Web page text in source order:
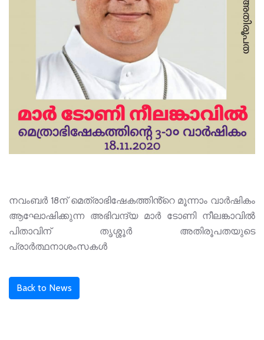
നവംബർ 18ന് മെത്രാഭിഷേകത്തിൻ്റെ മൂന്നാം വാർഷികം
ആഘോഷിക്കുന്ന അഭിവന്ദ്യ മാർ ടോണി നീലങ്കാവിൽ
പിതാവിന് തൃശ്ശൂർ അതിരൂപതയുടെ
പ്രാർത്ഥനാശംസകൾ
Back to News